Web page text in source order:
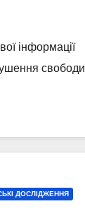
інформації
свободи
ДОСЛІДЖЕННЯ